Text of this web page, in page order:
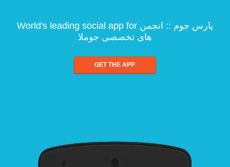
World's leading social app for پارس جوم :: انجمن
های تخصصی جوملا
GET THE APP